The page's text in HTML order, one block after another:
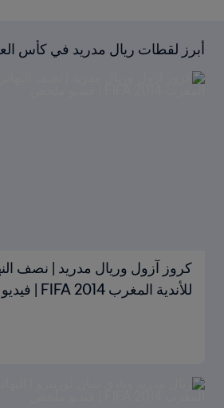
أبرز لقطات ريال مدريد في كأس
لأندية
كروز آزول
للأندية المغرب 2014 FIFA | فيديو ملخص